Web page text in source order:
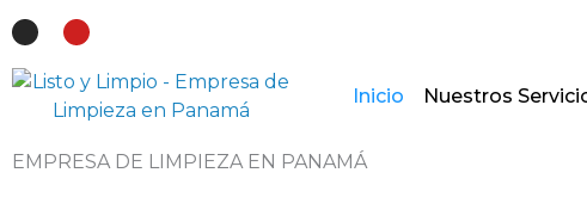
al
contenido
I
s
a
g
Y
u
b
e Inicio Nuestros
EMPRESA DE LIMPIEZA EN PANAMÁ